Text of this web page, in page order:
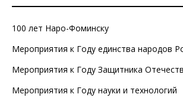
100 лет Наро-Фоминску
Мероприятия к Году единства народов
Мероприятия к Году Защитника
Мероприятия к Году науки и технологий